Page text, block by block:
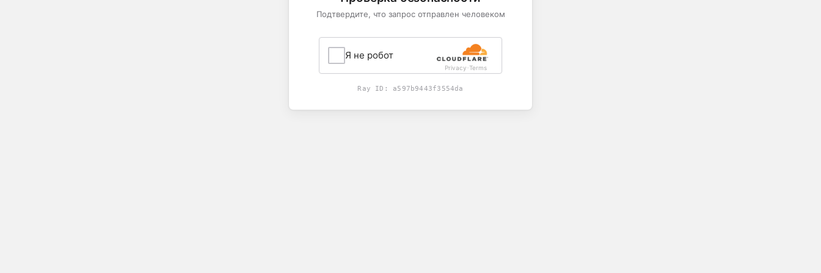
Подтвердите, что запрос отправлен человеком
Я не робот
Privacy-Terms
Ray ID: a597b9443f3554da